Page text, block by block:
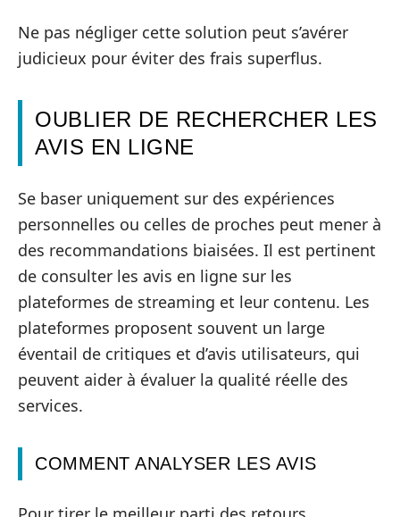
Ne pas négliger cette solution peut s’avérer
judicieux pour éviter des frais superflus.
OUBLIER DE RECHERCHER LES
AVIS EN LIGNE
Se baser uniquement sur des expériences
personnelles ou celles de proches peut mener à
des recommandations biaisées. Il est pertinent
de consulter les avis en ligne sur les
plateformes de streaming et leur contenu. Les
plateformes proposent souvent un large
éventail de critiques et d’avis utilisateurs, qui
peuvent aider à évaluer la qualité réelle des
services.
COMMENT ANALYSER LES AVIS